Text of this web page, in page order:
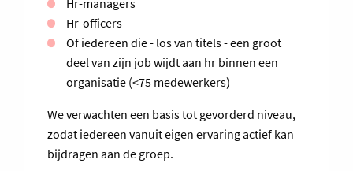
Hr-managers
Hr-officers
Of iedereen die - los van titels - een groot
deel van zijn job wijdt aan hr binnen een
organisatie (<75 medewerkers)
We verwachten een basis tot gevorderd niveau,
zodat iedereen vanuit eigen ervaring actief kan
bijdragen aan de groep.